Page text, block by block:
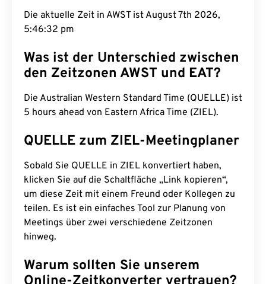
Die aktuelle Zeit in AWST ist August 7th 2026,
5:46:33 pm
Was ist der Unterschied zwischen
den Zeitzonen AWST und EAT?
Die Australian Western Standard Time (QUELLE) ist
5 hours ahead von Eastern Africa Time (ZIEL).
QUELLE zum ZIEL-Meetingplaner
Sobald Sie QUELLE in ZIEL konvertiert haben,
klicken Sie auf die Schaltfläche „Link kopieren“,
um diese Zeit mit einem Freund oder Kollegen zu
teilen. Es ist ein einfaches Tool zur Planung von
Meetings über zwei verschiedene Zeitzonen
hinweg.
Warum sollten Sie unserem